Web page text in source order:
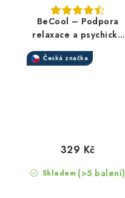
BeCool – Podpora
relaxace a psychické
rovnováhy
Česká značka
Skladem (>5 balení)
329 Kč